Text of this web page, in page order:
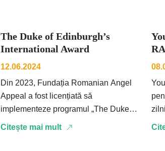
The Duke of Edinburgh’s
International Award
12.06.2024
Din 2023, Fundația Romanian Angel
Appeal a fost licențiată să
implementeze programul „The Duke of
Edinburgh’s International Award” ca
Citește mai mult